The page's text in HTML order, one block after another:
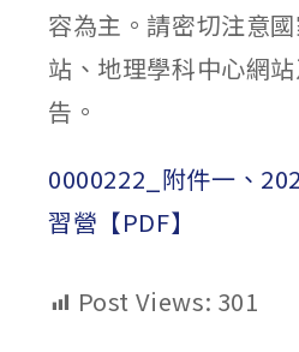
容為主。請密切注意
站、地理學科中心網
告。
0000222_附件一、
習營【PDF】
Post Views: 301